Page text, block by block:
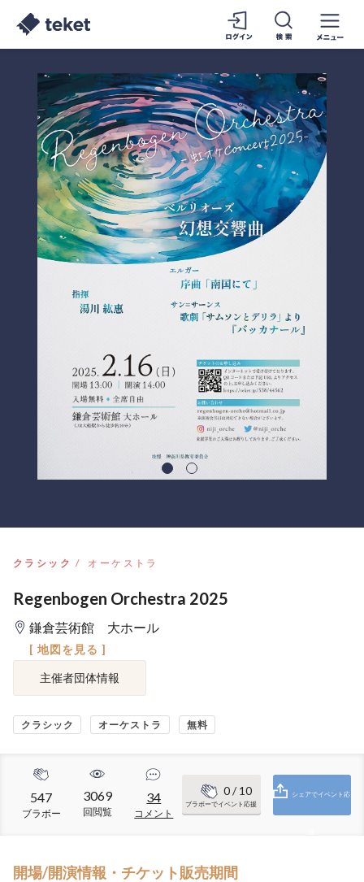
クラシック オーケストラ
Regenbogen Orchestra 2025
鎌倉芸術館 大ホール
[ 地図を見る ]
主催者団体情報
クラシック オーケストラ 無料
547
ブラボー
3069
回閲覧
34
コメント
0/ 10
ブラボーでイベント応援
シェアでイベント応
開場/開演情報・チケット販売期間